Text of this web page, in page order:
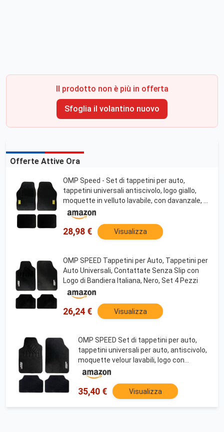
Il prodotto non è più in offerta
Sfoglia il volantino nuovo
Offerte Attive Ora
OMP Speed - Set di tappetini per auto,
tappetini universali antiscivolo, logo giallo,
moquette in velluto lavabile, con davanzale, 4
pezzi, colore nero
28,98 € Visualizza
OMP SPEED Tappetini per Auto, Tappetini per
Auto Universali, Contattate Senza Slip con
Logo di Bandiera Italiana, Nero, Set 4 Pezzi
26,24 € Visualizza
OMP SPEED Set di tappetini per auto,
tappetini universali per auto, antiscivolo,
moquette velour lavabili, logo con
bandiera italiana, con battitacco 4 pezzi,
colore nero
35,40 € Visualizza